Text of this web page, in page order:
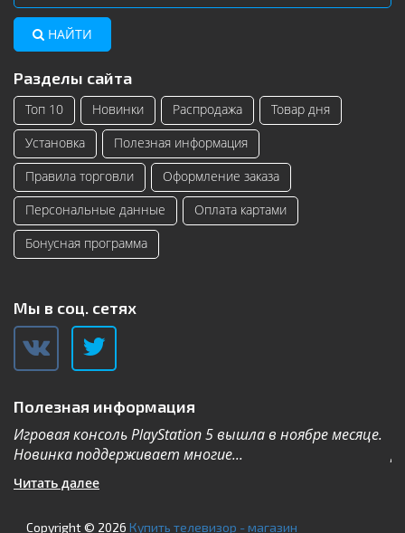
НАЙТИ
Разделы сайта
Топ 10 Новинки Распродажа
Товар дня
Установка
Полезная информация
Правила торговли
Оформление заказа
Персональные данные
Оплата картами
Бонусная программа
Мы в соц. сетях
Полезная информация
Игровая консоль PlayStation 5 вышла в ноябре месяце.
Новинка поддерживает многие...
Читать далее
Copyright © 2026 Купить телевизор - магазин